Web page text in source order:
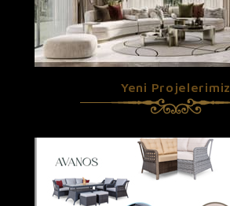
Yeni Projelerimiz